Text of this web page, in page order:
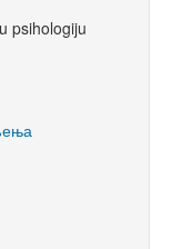
psihologiju